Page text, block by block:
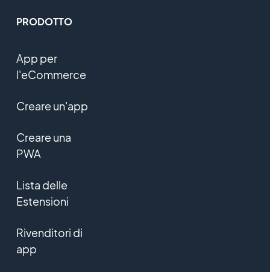
PRODOTTO
App per
l'eCommerce
Creare un'app
Creare una
PWA
Lista delle
Estensioni
Rivenditori di
app